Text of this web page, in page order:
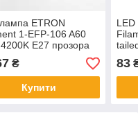
ETRON
1-EFP-106 A60
E27 прозора
₴
Купити
83